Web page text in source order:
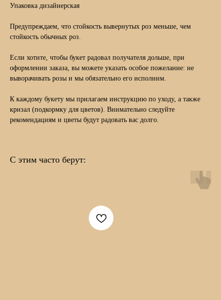
Упаковка дизайнерская
Предупреждаем, что стойкость вывернутых роз меньше, чем
стойкость обычных роз.
Если хотите, чтобы букет радовал получателя дольше, при
оформлении заказа, вы можете указать особое пожелание: не
выворачивать розы и мы обязательно его исполним.
К каждому букету мы прилагаем инструкцию по уходу, а также
кризал (подкормку для цветов). Внимательно следуйте
рекомендациям и цветы будут радовать вас долго.
С этим часто берут: